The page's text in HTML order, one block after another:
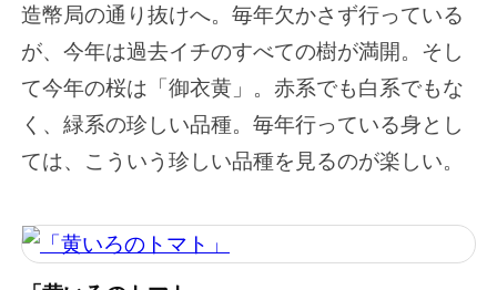
造幣局の通り抜けへ。毎年欠かさず行っている
が、今年は過去イチのすべての樹が満開。そし
て今年の桜は「御衣黄」。赤系でも白系でもな
く、緑系の珍しい品種。毎年行っている身とし
ては、こういう珍しい品種を見るのが楽しい。